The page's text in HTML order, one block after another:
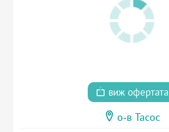
виж офертата
о-в Тасос